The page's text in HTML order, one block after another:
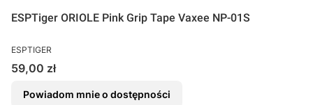
ESPTiger ORIOLE Pink Grip Tape Vaxee NP-01S
PRODUCENT
ESPTIGER
Cena
59,00 zł
Powiadom mnie o dostępności